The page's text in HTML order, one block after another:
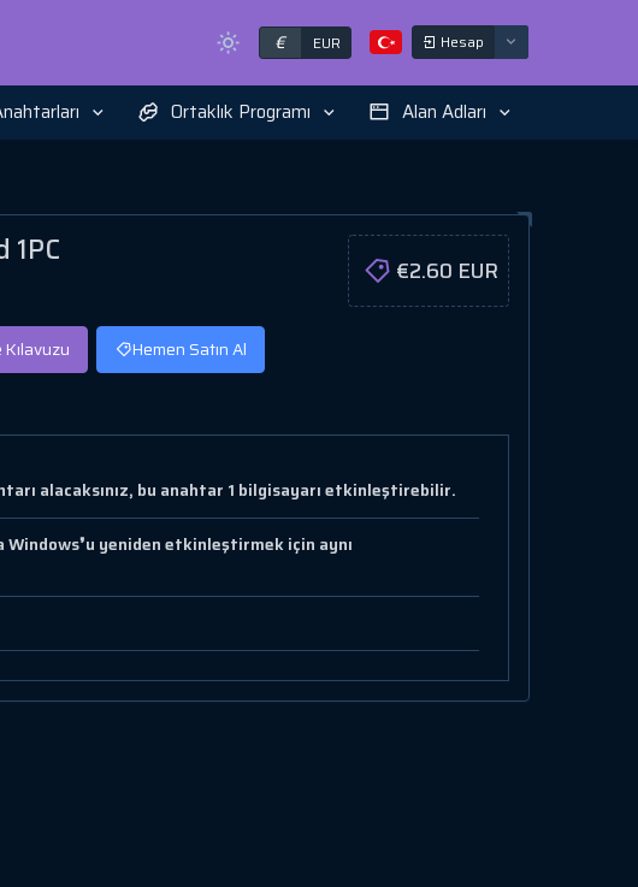
€ EUR Hesap
Ortaklık Programı Alan Adları
€2.60 EUR
Hemen Satın Al
alacaksınız, bu anahtar 1 bilgisayarı etkinleştirebilir.
yeniden etkinleştirmek için aynı